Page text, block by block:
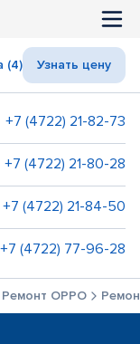
(4) Узнать цену
+7 (4722) 21-82-73
+7 (4722) 21-80-28
+7 (4722) 21-84-50
+7 (4722) 77-96-28
Ремонт OPPO